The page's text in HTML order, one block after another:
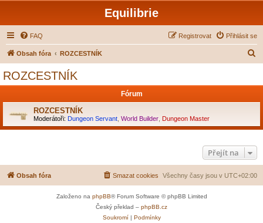
Equilibrie
FAQ Přihlásit se
Registrovat
Obsah fóra ROZCESTNÍK
ROZCESTNÍK
Fórum
ROZCESTNÍK
Moderátoři: Dungeon Servant World Builder Dungeon Master
Přejít na
Obsah fóra Všechny časy jsou v UTC+02:00
Smazat cookies
Založeno na phpBB® Forum Software © phpBB Limited
Český překlad – phpBB.cz
Soukromí| Podmínky